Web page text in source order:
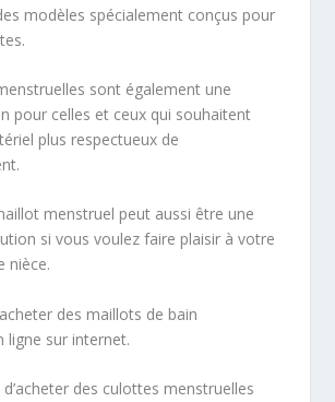
modèles spécialement conçus pour
sont également une
pour celles et ceux qui souhaitent
plus respectueux de
menstruel peut aussi être une
si vous voulez faire plaisir à votre
nièce.
des maillots de bain
ligne sur internet.
des culottes menstruelles